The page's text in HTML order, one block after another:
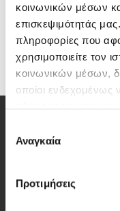
κοινωνικών μέσων
επισκεψιμότητάς
πληροφορίες που
χρησιμοποιείτε τον
κοινωνικών μέσων,
οποίοι ενδεχομένως
πληροφορίες που
των υπηρεσιών τους.
συγκατάθεσης
Αναγκαία
Προτιμήσεις
26/04/